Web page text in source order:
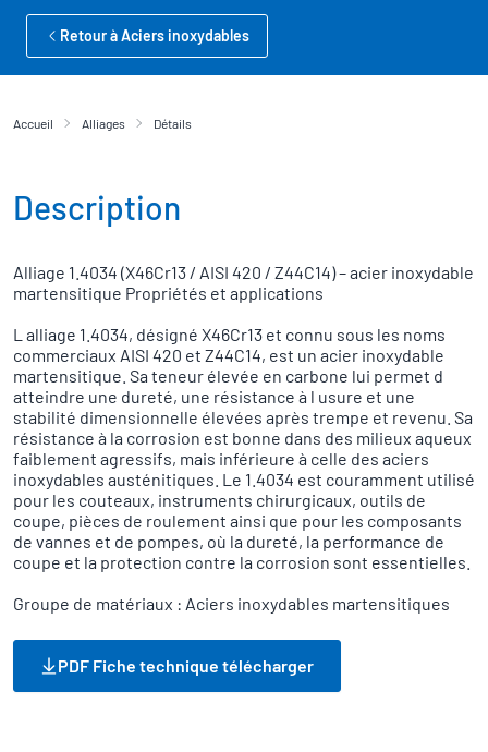
Retour à Aciers inoxydables
Accueil Alliages Détails
Description
Alliage 1.4034 (X46Cr13 / AISI 420 / Z44C14) – acier inoxydable
martensitique Propriétés et applications
L alliage 1.4034, désigné X46Cr13 et connu sous les noms
commerciaux AISI 420 et Z44C14, est un acier inoxydable
martensitique. Sa teneur élevée en carbone lui permet d
atteindre une dureté, une résistance à l usure et une
stabilité dimensionnelle élevées après trempe et revenu. Sa
résistance à la corrosion est bonne dans des milieux aqueux
faiblement agressifs, mais inférieure à celle des aciers
inoxydables austénitiques. Le 1.4034 est couramment utilisé
pour les couteaux, instruments chirurgicaux, outils de
coupe, pièces de roulement ainsi que pour les composants
de vannes et de pompes, où la dureté, la performance de
coupe et la protection contre la corrosion sont essentielles.
Groupe de matériaux : Aciers inoxydables martensitiques
PDF Fiche technique télécharger